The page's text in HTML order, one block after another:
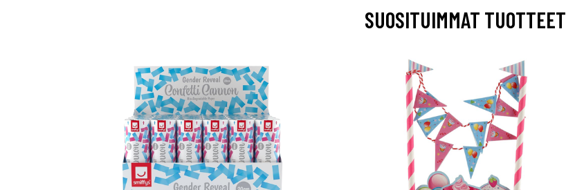
SUOSITUIMMAT TUOTTEET